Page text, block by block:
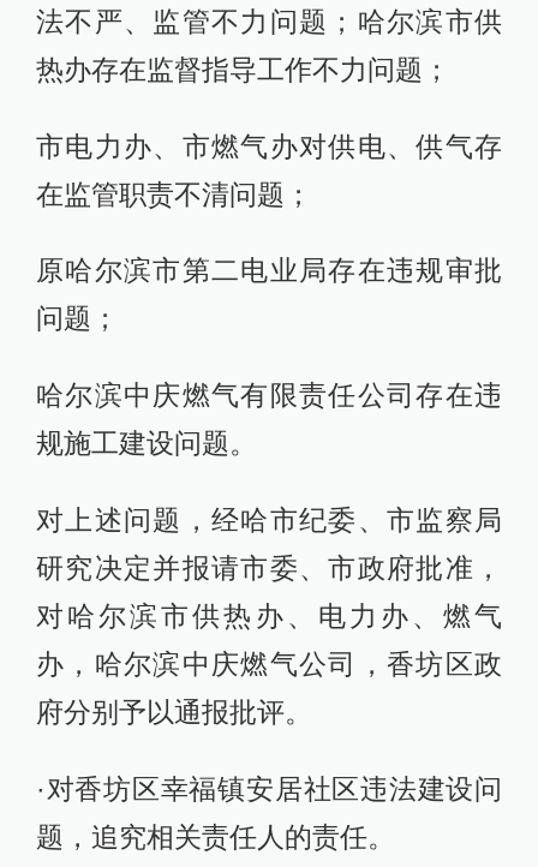
法不严、监管不力问题；哈尔滨市供
热办存在监督指导工作不力问题；
市电力办、市燃气办对供电、供气存
在监管职责不清问题；
原哈尔滨市第二电业局存在违规审批
问题；
哈尔滨中庆燃气有限责任公司存在违
规施工建设问题。
对上述问题，经哈市纪委、市监察局
研究决定并报请市委、市政府批准，
对哈尔滨市供热办、电力办、燃气
办，哈尔滨中庆燃气公司，香坊区政
府分别予以通报批评。
·对香坊区幸福镇安居社区违法建设问
题，追究相关责任人的责任。